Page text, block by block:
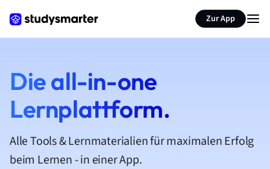
Zur App
Die all-in-one
Lernplattform.
Alle Tools & Lernmaterialien für maximalen Erfolg
beim Lernen - in einer App.